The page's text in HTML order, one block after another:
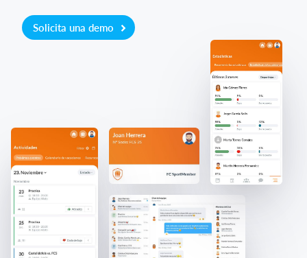
Solicita una demo